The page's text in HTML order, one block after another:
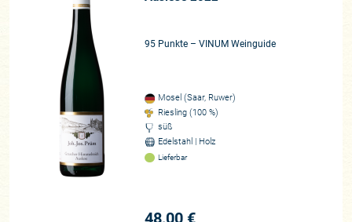
95 Punkte – VINUM Weinguide
Mosel (Saar, Ruwer)
Riesling (100 %)
süß
Edelstahl | Holz
Lieferbar